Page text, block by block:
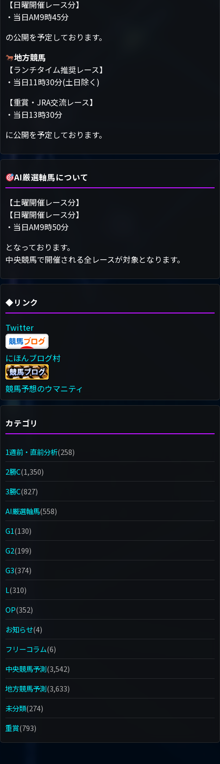
【日曜開催レース分】
・当日AM9時45分
の公開を予定しております。
地方競馬
【ランチタイム推奨レース】
・当日11時30分(土日除く)
【重賞・JRA交流レース】
・当日13時30分
に公開を予定しております。
AI厳選軸馬について
【土曜開催レース分】
【日曜開催レース分】
・当日AM9時50分
となっております。
中央競馬で開催される全レースが対象となります。
◆リンク
Twitter
にほんブログ村
競馬予想のウマニティ
カテゴリ
1週前・直前分析(258)
2勝C(1,350)
3勝C(827)
AI厳選軸馬(558)
G1(130)
G2(199)
G3(374)
L(310)
OP(352)
お知らせ(4)
フリーコラム(6)
中央競馬予測(3,542)
地方競馬予測(3,633)
未分類(274)
重賞(793)